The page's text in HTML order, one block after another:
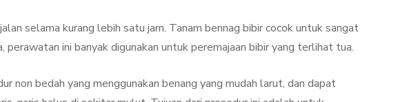
selama kurang lebih satu jam. Tanam bennag bibir cocok untuk sangat
perawatan ini banyak digunakan untuk peremajaan bibir yang terlihat tua.
non bedah yang menggunakan benang yang mudah larut, dan dapat